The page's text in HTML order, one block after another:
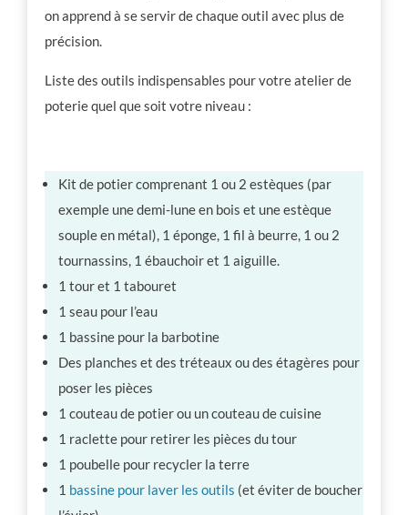
on apprend à se servir de chaque outil avec plus de
précision.
Liste des outils indispensables pour votre atelier de
poterie quel que soit votre niveau :
Kit de potier comprenant 1 ou 2 estèques (par
exemple une demi-lune en bois et une estèque
souple en métal), 1 éponge, 1 fil à beurre, 1 ou 2
tournassins, 1 ébauchoir et 1 aiguille.
1 tour et 1 tabouret
1 seau pour l’eau
1 bassine pour la barbotine
Des planches et des tréteaux ou des étagères pour
poser les pièces
1 couteau de potier ou un couteau de cuisine
1 raclette pour retirer les pièces du tour
1 poubelle pour recycler la terre
1 bassine pour laver les outils (et éviter de boucher